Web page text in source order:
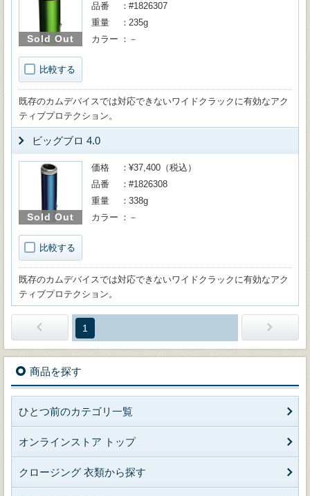
Sold Out
比較する
品番
#1826307
重量
235g
カラー
－
既存のカムデバイスでは対応できないワイドクラックに有効なアク
ティブプロテクション。
ビッグブロ 4.0
Sold Out
比較する
価格
¥37,400（税込）
品番
#1826308
重量
338g
カラー
－
既存のカムデバイスでは対応できないワイドクラックに有効なアク
ティブプロテクション。
1
商品を探す
ひとつ前のカテゴリ一覧
オンラインストア トップ
クロージング 衣類から探す